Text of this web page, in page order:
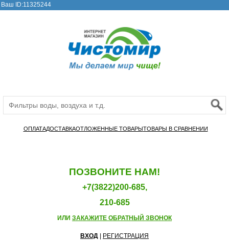
Ваш ID:11325244
ОПЛАТАДОСТАВКАОТЛОЖЕННЫЕ ТОВАРЫТОВАРЫ В СРАВНЕНИИ
ПОЗВОНИТЕ НАМ!
+7(3822)200-685,
210-685
ИЛИ ЗАКАЖИТЕ ОБРАТНЫЙ ЗВОНОК
ВХОД РЕГИСТРАЦИЯ